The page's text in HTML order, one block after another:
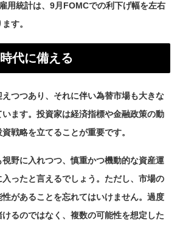
用統計は、9月FOMCでの利下げ幅を左右
す。
代に備える
つつあり、それに伴い為替市場も大きな
ます。投資家は経済指標や金融政策の動
戦略を立てることが重要です。
視野に入れつつ、慎重かつ機動的な資産運
ったと言えるでしょう。ただし、市場の
があることを忘れてはいけません。過度
るのではなく、複数の可能性を想定した